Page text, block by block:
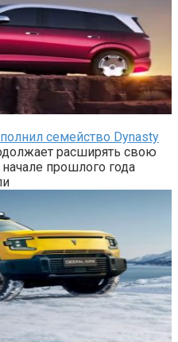
семейство Dynasty
расширять свою
прошлого года